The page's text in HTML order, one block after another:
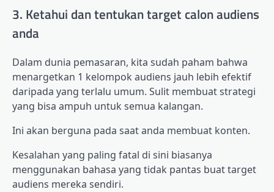
3. Ketahui dan tentukan target calon audiens
anda
Dalam dunia pemasaran, kita sudah paham bahwa
menargetkan 1 kelompok audiens jauh lebih efektif
daripada yang terlalu umum. Sulit membuat strategi
yang bisa ampuh untuk semua kalangan.
Ini akan berguna pada saat anda membuat konten.
Kesalahan yang paling fatal di sini biasanya
menggunakan bahasa yang tidak pantas buat target
audiens mereka sendiri.